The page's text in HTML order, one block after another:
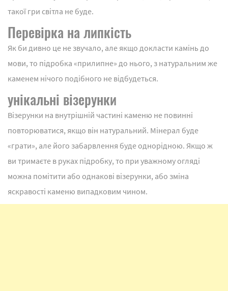
такої гри світла не буде.
Перевірка на липкість
Як би дивно це не звучало, але якщо докласти камінь до
мови, то підробка «прилипне» до нього, з натуральним же
каменем нічого подібного не відбудеться.
унікальні візерунки
Візерунки на внутрішній частині каменю не повинні
повторюватися, якщо він натуральний. Мінерал буде
«грати», але його забарвлення буде однорідною. Якщо ж
ви тримаєте в руках підробку, то при уважному огляді
можна помітити або однакові візерунки, або зміна
яскравості каменю випадковим чином.